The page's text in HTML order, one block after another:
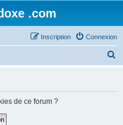
.com
Connexion
Inscription
de ce forum ?